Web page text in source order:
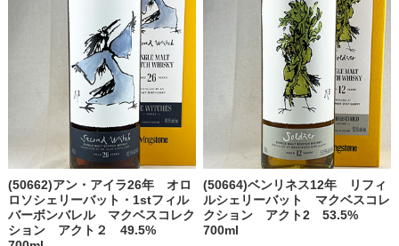
(50662)アン・アイラ26年 オロ
ロソシェリーバット・1stフィル
バーボンバレル マクベスコレク
ション アクト２ 49.5%
(50664)ベンリネス12年 リフィ
ルシェリーバット マクベスコレ
クション アクト2 53.5%
700ml